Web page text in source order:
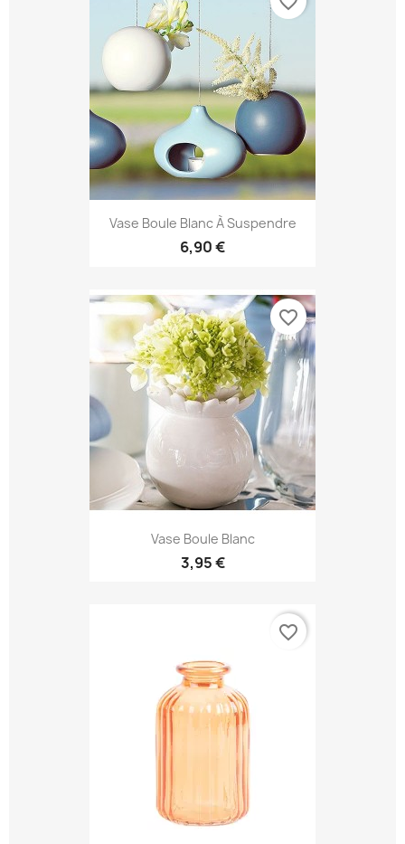
Vase Boule Blanc À Suspendre
6,90 €
Vase Boule Blanc
3,95 €
favorite_border
favorite_border